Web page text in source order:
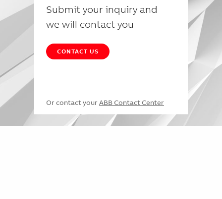
Submit your inquiry and
we will contact you
CONTACT US
Or contact your ABB Contact Center